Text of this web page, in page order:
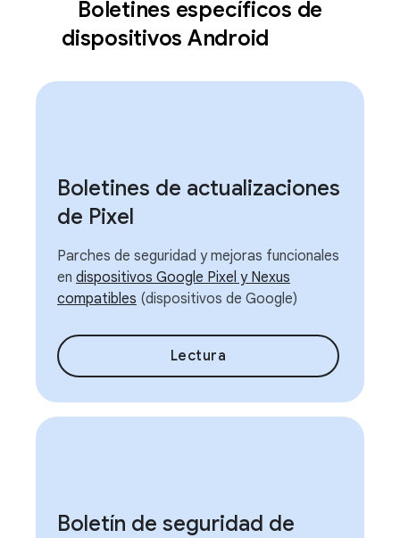
Boletines específicos de
dispositivos Android
Boletines de actualizaciones
de Pixel
Parches de seguridad y mejoras funcionales
en dispositivos Google Pixel y Nexus
compatibles (dispositivos de Google)
Lectura
Boletín de seguridad de